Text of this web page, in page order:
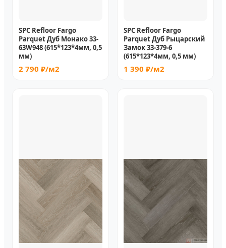
SPC Refloor Fargo
Parquet Дуб Монако 33-
63W948 (615*123*4мм, 0,5
мм)
2 790 ₽/м2
SPC Refloor Fargo
Parquet Дуб Рыцарский
Замок 33-379-6
(615*123*4мм, 0,5 мм)
1 390 ₽/м2